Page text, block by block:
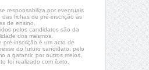
responsabiliza por eventuais
fichas de pré-inscrição às
de ensino.
pelos candidatos são da
dos mesmos.
pré-inscrição é um acto de
do futuro candidato, pelo
a garantir, por outros meios,
foi realizado com êxito.